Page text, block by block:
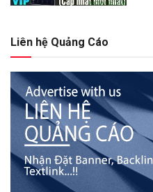
Liên hệ Quảng Cáo